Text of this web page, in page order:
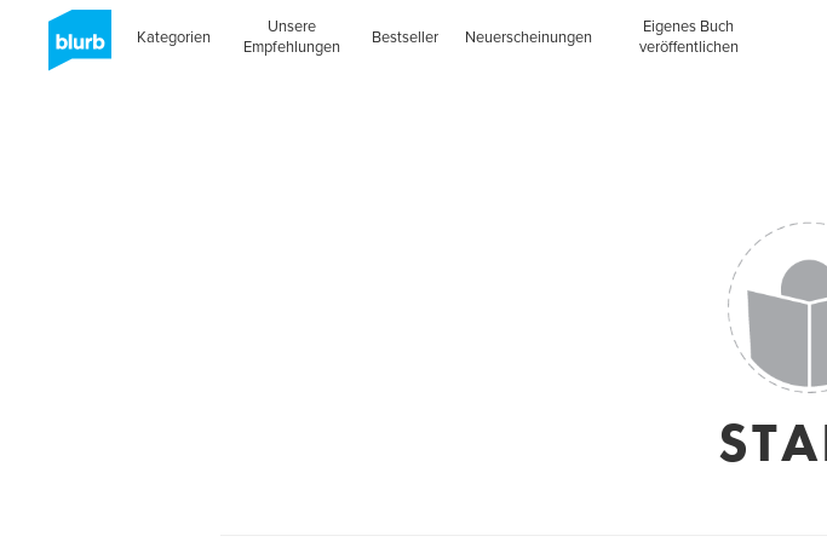
Kategorien
Unsere
Empfehlungen
Bestseller Neuerscheinungen
Eigenes Buch
veröffentlichen